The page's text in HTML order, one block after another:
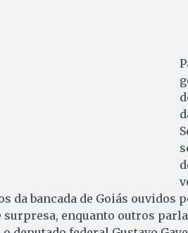
da bancada de Goiás ouvidos
surpresa, enquanto outros